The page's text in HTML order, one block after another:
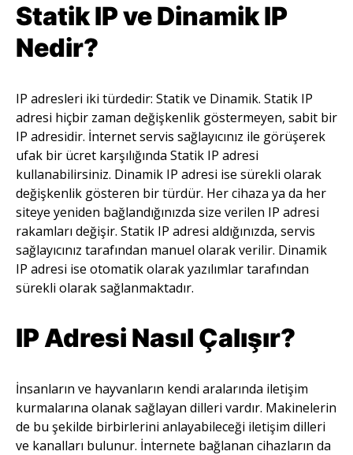
Statik IP ve Dinamik IP
Nedir?
IP adresleri iki türdedir: Statik ve Dinamik. Statik IP
adresi hiçbir zaman değişkenlik göstermeyen, sabit bir
IP adresidir. İnternet servis sağlayıcınız ile görüşerek
ufak bir ücret karşılığında Statik IP adresi
kullanabilirsiniz. Dinamik IP adresi ise sürekli olarak
değişkenlik gösteren bir türdür. Her cihaza ya da her
siteye yeniden bağlandığınızda size verilen IP adresi
rakamları değişir. Statik IP adresi aldığınızda, servis
sağlayıcınız tarafından manuel olarak verilir. Dinamik
IP adresi ise otomatik olarak yazılımlar tarafından
sürekli olarak sağlanmaktadır.
IP Adresi Nasıl Çalışır?
İnsanların ve hayvanların kendi aralarında iletişim
kurmalarına olanak sağlayan dilleri vardır. Makinelerin
de bu şekilde birbirlerini anlayabileceği iletişim dilleri
ve kanalları bulunur. İnternete bağlanan cihazların da